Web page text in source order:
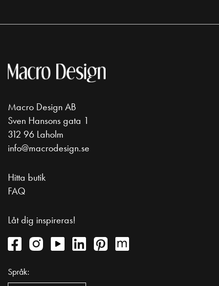
Macro Design AB
Sven Hansons gata 1
312 96 Laholm
info@macrodesign.se
Hitta butik
FAQ
Låt dig inspireras!
Språk: